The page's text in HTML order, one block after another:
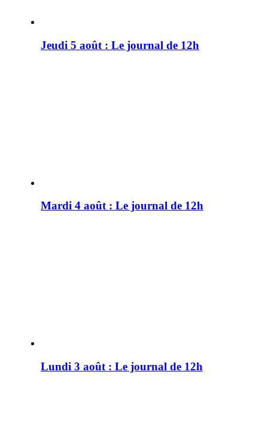
Jeudi 5 août : Le journal de 12h
Mardi 4 août : Le journal de 12h
Lundi 3 août : Le journal de 12h